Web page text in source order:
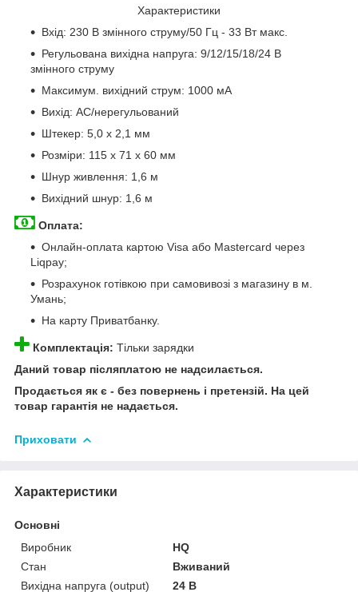
Характеристики
Вхід: 230 В змінного струму/50 Гц - 33 Вт макс.
Регульована вихідна напруга: 9/12/15/18/24 В
змінного струму
Максимум. вихідний струм: 1000 мА
Вихід: AC/нерегульований
Штекер: 5,0 х 2,1 мм
Розміри: 115 x 71 x 60 мм
Шнур живлення: 1,6 м
Вихідний шнур: 1,6 м
Оплата:
Онлайн-оплата картою Visa або Mastercard через
Liqpay;
Розрахунок готівкою при самовивозі з магазину в м.
Умань;
На карту Приватбанку.
Комплектація: Тільки зарядки
Даний товар післяплатою не надсилається.
Продається як є - без повернень і претензій. На цей
товар гарантія не надається.
Приховати
Характеристики
Основні
Виробник
HQ
Стан
Вживаний
Вихідна напруга (output)
24 В